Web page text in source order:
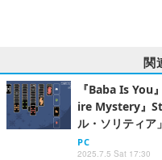
関
『Baba Is You
ire Mystery』
ル・ソリティア
PC
2025.7.5 Sat 17:30